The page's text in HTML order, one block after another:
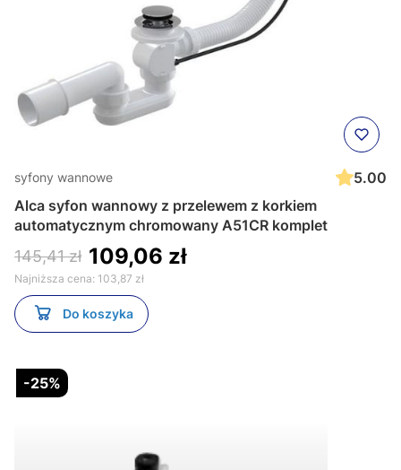
syfony wannowe
5.00
Alca syfon wannowy z przelewem z korkiem
automatycznym chromowany A51CR komplet
145,41 zł 109,06 zł
Najniższa cena: 103,87 zł
Do koszyka
-25%